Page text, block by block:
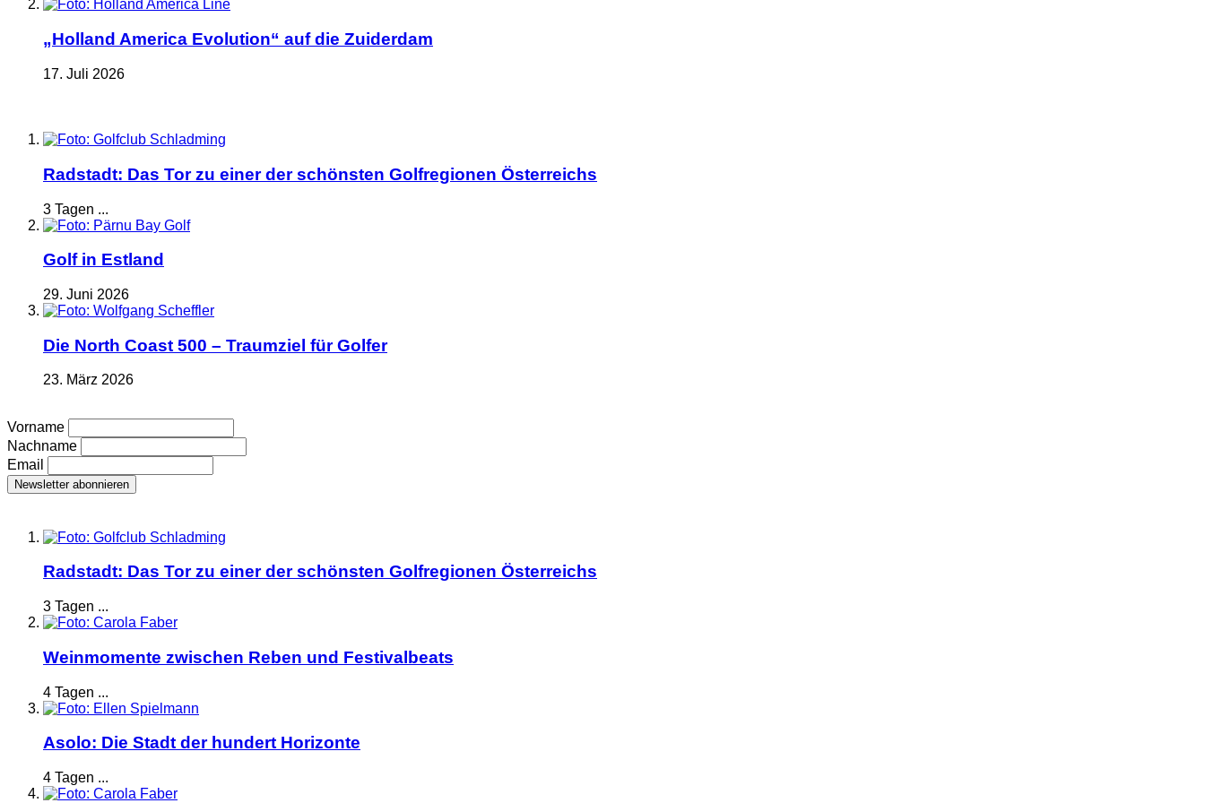
„Holland America Evolution“ auf die Zuiderdam
17. Juli 2026
Radstadt: Das Tor zu einer der schönsten Golfregionen Österreichs
3 Tagen ...
Golf in Estland
29. Juni 2026
Die North Coast 500 – Traumziel für Golfer
23. März 2026
Vorname
Nachname
Email
Radstadt: Das Tor zu einer der schönsten Golfregionen Österreichs
3 Tagen ...
Weinmomente zwischen Reben und Festivalbeats
4 Tagen ...
Asolo: Die Stadt der hundert Horizonte
4 Tagen ...